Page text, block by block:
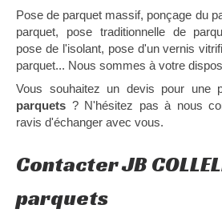
Pose de parquet massif, ponçage du
parquet, pose traditionnelle de
pose de l'isolant, pose d'un vernis
parquet... Nous sommes à votre
Vous souhaitez un devis pour une
parquets ? N'hésitez pas à nous
ravis d'échanger avec vous.
Contacter JB
parquets